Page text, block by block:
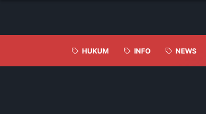
HUKUM INFO NEWS